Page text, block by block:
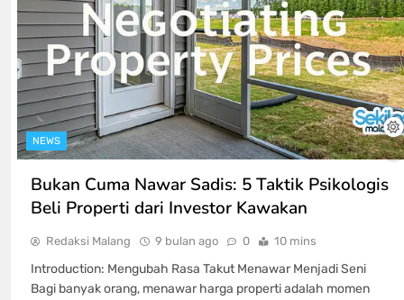
NEWS
Bukan Cuma Nawar Sadis: 5 Taktik Psikologis
Beli Properti dari Investor Kawakan
Redaksi Malang 9 bulan ago 0 10 mins
Introduction: Mengubah Rasa Takut Menawar Menjadi Seni
Bagi banyak orang, menawar harga properti adalah momen